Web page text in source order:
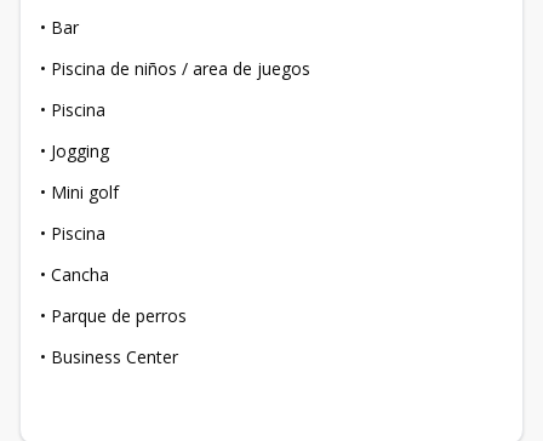
• Bar
• Piscina de niños / area de juegos
• Piscina
• Jogging
• Mini golf
• Piscina
• Cancha
• Parque de perros
• Business Center